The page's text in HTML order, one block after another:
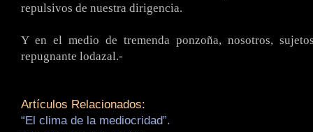
repulsivos de nuestra dirigencia.
Y en el medio de tremenda ponzoña, nosotros,
repugnante lodazal.-
Artículos Relacionados:
“El clima de la mediocridad”.